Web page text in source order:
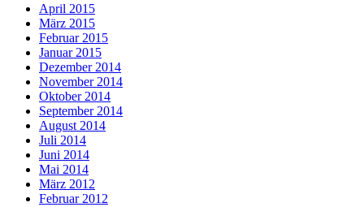
April 2015
März 2015
Februar 2015
Januar 2015
Dezember 2014
November 2014
Oktober 2014
September 2014
August 2014
Juli 2014
Juni 2014
Mai 2014
März 2012
Februar 2012